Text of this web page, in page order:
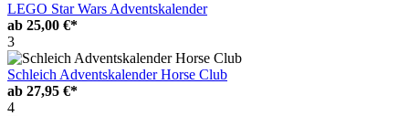
LEGO Star Wars Adventskalender
ab 25,00 €*
3
Schleich Adventskalender Horse Club
ab 27,95 €*
4